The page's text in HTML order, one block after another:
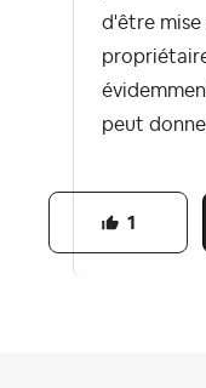
d'être mise
peut
1